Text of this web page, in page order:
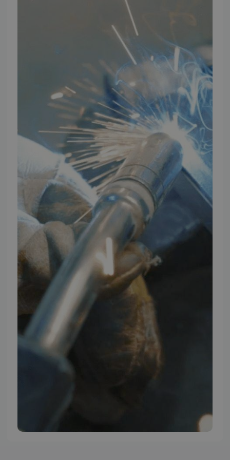
Artikler
TMP Historie
Cookie og Privatlivspolitik
Salgs- og leveringsbetingelser
Vores brands
09:00 - 16:00
09:00 - 15:30
Weekend
Lukket
FØLG TMP
Youtube
Instagram
TMP BRAND SHOPS